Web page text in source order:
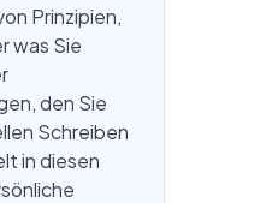
Prinzipien,
was Sie
den Sie
Schreiben
in diesen